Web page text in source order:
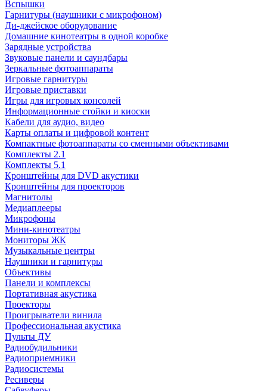
Вспышки
Гарнитуры (наушники с микрофоном)
Ди-джейское оборудование
Домашние кинотеатры в одной коробке
Зарядные устройства
Звуковые панели и саундбары
Зеркальные фотоаппараты
Игровые гарнитуры
Игровые приставки
Игры для игровых консолей
Информационные стойки и киоски
Кабели для аудио, видео
Карты оплаты и цифровой контент
Компактные фотоаппараты со сменными объективами
Комплекты 2.1
Комплекты 5.1
Кронштейны для DVD акустики
Кронштейны для проекторов
Магнитолы
Медиаплееры
Микрофоны
Мини-кинотеатры
Мониторы ЖК
Музыкальные центры
Наушники и гарнитуры
Объективы
Панели и комплексы
Портативная акустика
Проекторы
Проигрыватели винила
Профессиональная акустика
Пульты ДУ
Радиобудильники
Радиоприемники
Радиосистемы
Ресиверы